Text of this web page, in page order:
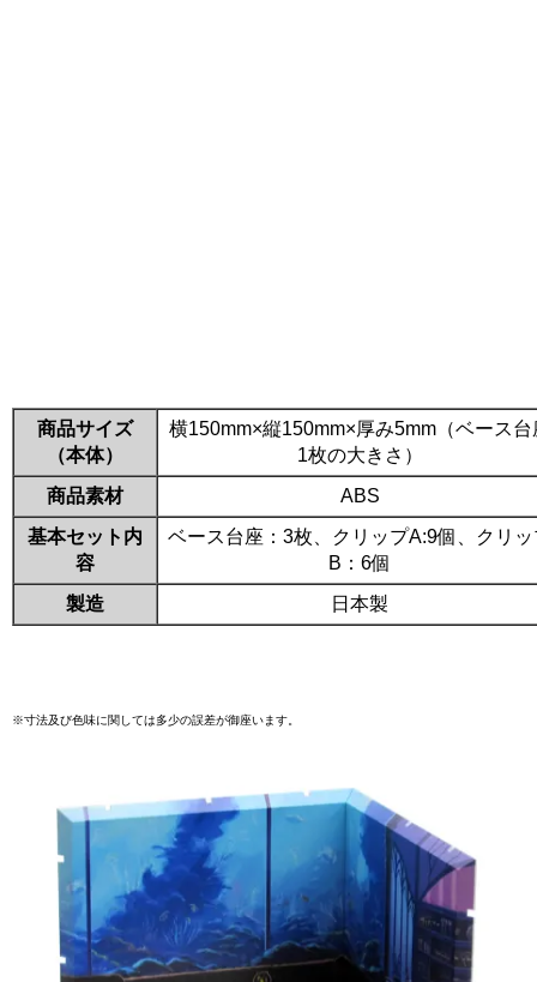
商品サイズ
（本体）
横150mm×縦150mm×厚み5mm（ベース台
1枚の大きさ）
商品素材
ABS
基本セット内
容
ベース台座：3枚、クリップA:9個、クリッ
B：6個
製造
日本製
※寸法及び色味に関しては多少の誤差が御座います。